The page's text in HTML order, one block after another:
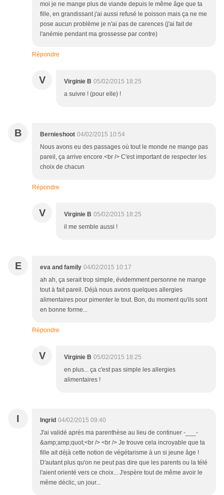
moi je ne mange plus de viande depuis le même âge que ta
fille, en grandissant j'ai aussi refusé le poisson mais ça ne me
pose aucun problème je n'ai pas de carences (j'ai fait de
l'anémie pendant ma grossesse par contre)
Répondre
V Virginie B 05/02/2015 18:25
a suivre ! (pour elle) !
B Bernieshoot 04/02/2015 10:54
Nous avons eu des passages où tout le monde ne mange pas
pareil, ça arrive encore.<br /> C'est important de respecter les
choix de chacun
Répondre
V Virginie B 05/02/2015 18:25
il me semble aussi !
E eva and family 04/02/2015 10:17
ah ah, ça serait trop simple, évidemment personne ne mange
tout à fait pareil. Déjà nous avons quelques allergies
alimentaires pour pimenter le tout. Bon, du moment qu'ils sont
en bonne forme...
Répondre
V Virginie B 05/02/2015 18:25
en plus... ça c'est pas simple les allergies
alimentaires !
I Ingrid 04/02/2015 09:40
J'ai validé après ma parenthèse au lieu de continuer -___-
&amp;amp;quot;<br /> <br /> Je trouve cela incroyable que ta
fille ait déjà cette notion de végétarisme à un si jeune âge !
D'autant plus qu'on ne peut pas dire que les parents ou la télé
l'aient orienté vers ce choix... J'espère tout de même avoir le
même déclic, un jour...